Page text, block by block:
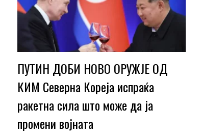
ПУТИН ДОБИ НОВО ОРУЖЈЕ ОД
КИМ Северна Кореја испраќа
ракетна сила што може да ја
промени војната